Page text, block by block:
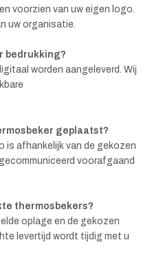
voorzien van uw eigen logo.
uw organisatie.
bedrukking?
worden aangeleverd. Wij
geplaatst?
is afhankelijk van de gekozen
voorafgaand
thermosbekers?
oplage en de gekozen
levertijd wordt tijdig met u